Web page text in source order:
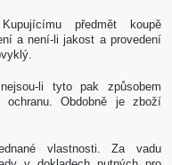
předmět koupě
a není-li jakost a provedení
li tyto pak způsobem
Obdobně je zboží
vlastnosti. Za vadu